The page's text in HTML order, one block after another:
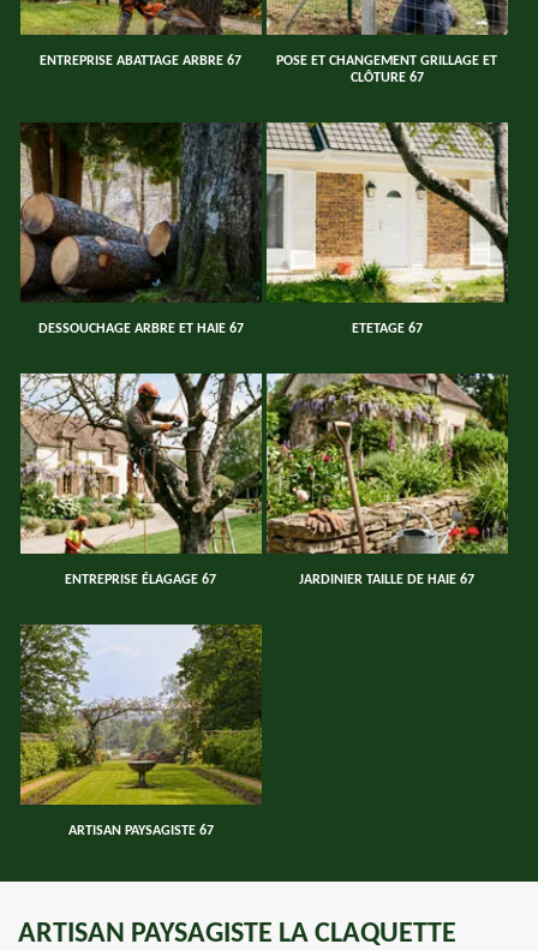
ENTREPRISE ABATTAGE ARBRE 67
POSE ET CHANGEMENT GRILLAGE ET
CLÔTURE 67
DESSOUCHAGE ARBRE ET HAIE 67 ETETAGE 67
ENTREPRISE ÉLAGAGE 67 JARDINIER TAILLE DE HAIE 67
ARTISAN PAYSAGISTE 67
ARTISAN PAYSAGISTE LA CLAQUETTE